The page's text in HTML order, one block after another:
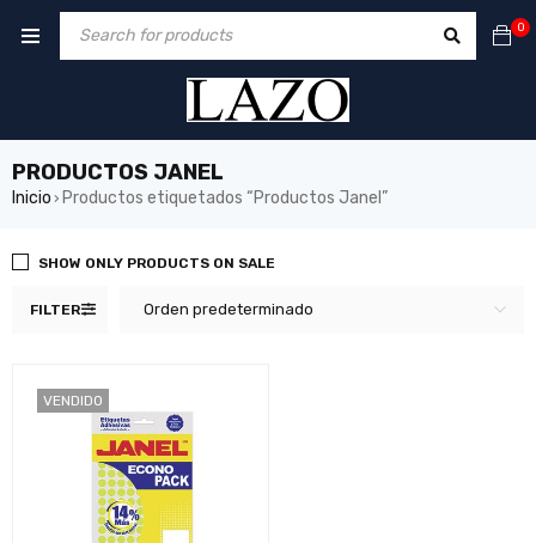
0
PRODUCTOS JANEL
Inicio › Productos etiquetados “Productos Janel”
FILTER Orden predeterminado
SHOW ONLY PRODUCTS ON SALE
VENDIDO